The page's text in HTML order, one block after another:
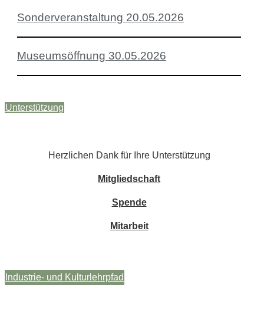
Sonderveranstaltung 20.05.2026
Museumsöffnung 30.05.2026
Unterstützung
Herzlichen Dank für Ihre Unterstützung
Mitgliedschaft
Spende
Mitarbeit
Industrie- und Kulturlehrpfad